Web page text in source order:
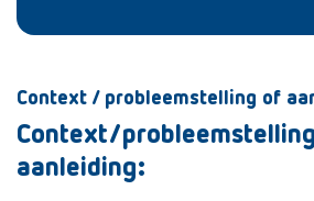
Context / probleemstelling of
Context/
aanleiding: